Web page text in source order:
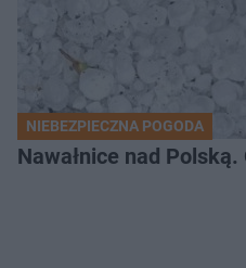
NIEBEZPIECZNA POGODA
Nawałnice nad